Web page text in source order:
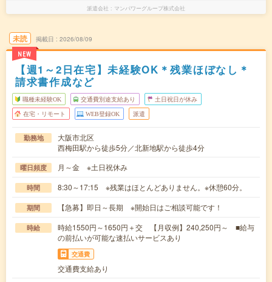
派遣会社 マンパワーグループ株式会社
未読
NEW
掲載日 2026/08/09
【週1～2日在宅】未経験OK＊残業ほぼなし＊
請求書作成など
職種未経験OK 交通費別途支給あり 土日祝日が休み
在宅・リモート WEB登録OK 派遣
勤務地
大阪市北区
西梅田駅から徒歩5分／北新地駅から徒歩4分
曜日頻度 月～金 ※土日祝休み
時間 8:30～17:15 ※残業はほとんどありません。※休憩60分。
期間 【急募】即日～長期 ※開始日はご相談可能です！
時給
時給1550円～1650円＋交 【月収例】240,250円～ ■給与
の前払いが可能な速払いサービスあり
交通費
交通費支給あり